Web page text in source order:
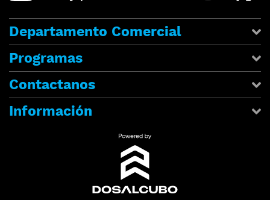
Departamento Comercial
Programas
Contactanos
Información